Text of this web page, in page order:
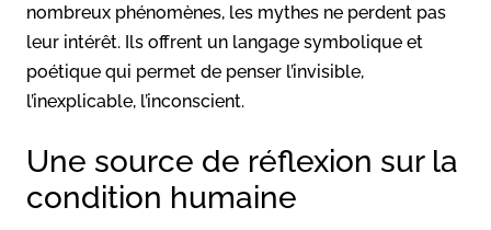
nombreux phénomènes, les mythes ne perdent pas
leur intérêt. Ils offrent un langage symbolique et
poétique qui permet de penser l’invisible,
l’inexplicable, l’inconscient.
Une source de réflexion sur la
condition humaine